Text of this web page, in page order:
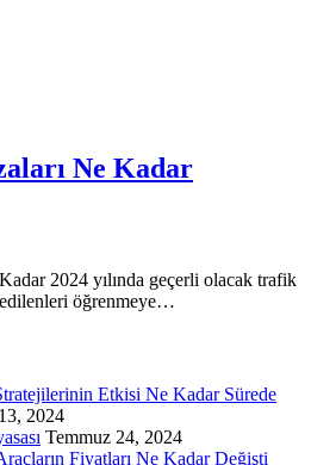
Ne Kadar
2024 yılında geçerli olacak trafik
edilenleri öğrenmeye…
Etkisi Ne Kadar Sürede
2024
Temmuz 24, 2024
Fiyatları Ne Kadar Değişti